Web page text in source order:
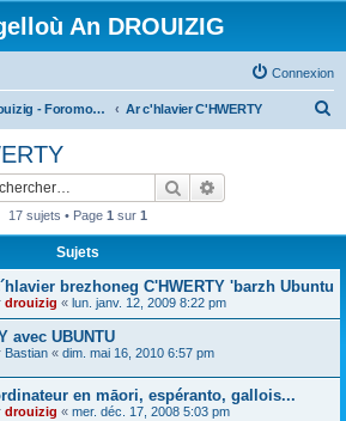
An DROUIZIG
Connexion
Kerzrouizig - Foromoù An Drouizig Ar c'hlavier C'HWERTY
Rechercher
17 sujets • Page 1 sur 1
Sujets
brezhoneg C'HWERTY 'barzh Ubuntu
drouizig « lun. janv. 12, 2009 8:22 pm
avec UBUNTU
Bastian « dim. mai 16, 2010 6:57 pm
en māori, espéranto, gallois...
drouizig « mer. déc. 17, 2008 5:03 pm